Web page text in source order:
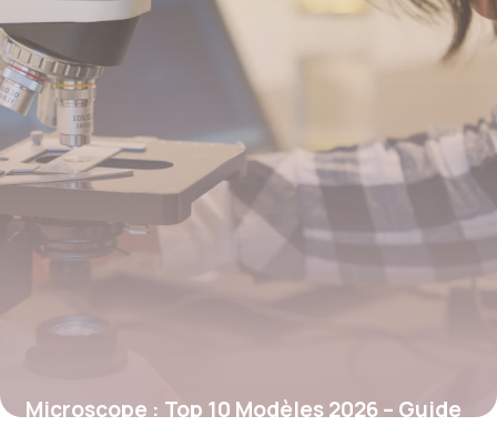
Microscope : Top 10 Modèles 2026 – Guide